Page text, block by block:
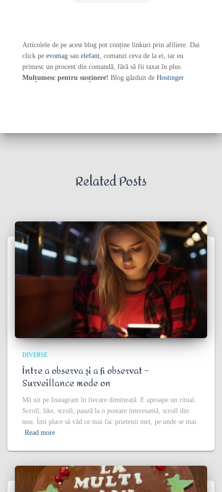
Articolele de pe acest blog pot conține linkuri prin afiliere. Dai
click pe evomag sau elefant, comanzi ceva de la ei, iar eu
primesc un procent din comandă, fără să fii taxat în plus.
Mulțumesc pentru susținere! Blog găzduit de Hostinger
Related Posts
DIVERSE
Între a observa și a fi observat –
Surveillance mode on
Mă uit pe Instagram în fiecare dimineață. E aproape un ritual.
Scroll, like, scroll, pauză la o postare interesantă, scroll din
nou. Îmi place să văd ce mai fac prietenii mei, pe unde se mai
Read more